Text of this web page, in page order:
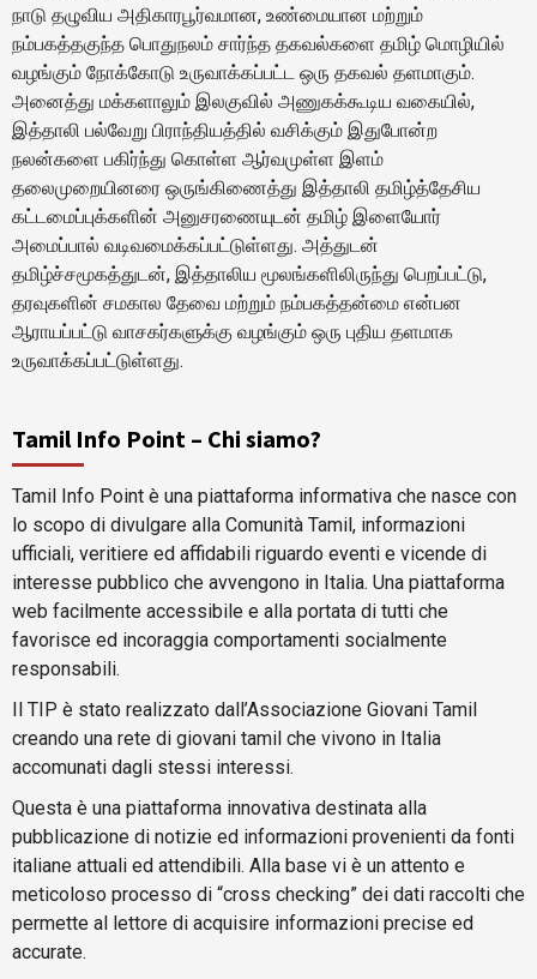
நாடு தழுவிய அதிகாரபூர்வமான, உண்மையான மற்றும்
நம்பகத்தகுந்த பொதுநலம் சார்ந்த தகவல்களை தமிழ் மொழியில்
வழங்கும் நோக்கோடு உருவாக்கப்பட்ட ஒரு தகவல் தளமாகும்.
அனைத்து மக்களாலும் இலகுவில் அணுகக்கூடிய வகையில்,
இத்தாலி பல்வேறு பிராந்தியத்தில் வசிக்கும் இதுபோன்ற
நலன்களை பகிர்ந்து கொள்ள ஆர்வமுள்ள இளம்
தலைமுறையினரை ஒருங்கிணைத்து இத்தாலி தமிழ்த்தேசிய
கட்டமைப்புக்களின் அனுசரணையுடன் தமிழ் இளையோர்
அமைப்பால் வடிவமைக்கப்பட்டுள்ளது. அத்துடன்
தமிழ்ச்சமூகத்துடன், இத்தாலிய மூலங்களிலிருந்து பெறப்பட்டு,
தரவுகளின் சமகால தேவை மற்றும் நம்பகத்தன்மை என்பன
ஆராயப்பட்டு வாசகர்களுக்கு வழங்கும் ஒரு புதிய தளமாக
உருவாக்கப்பட்டுள்ளது.
Tamil Info Point – Chi siamo?
Tamil Info Point è una piattaforma informativa che nasce con
lo scopo di divulgare alla Comunità Tamil, informazioni
ufficiali, veritiere ed affidabili riguardo eventi e vicende di
interesse pubblico che avvengono in Italia. Una piattaforma
web facilmente accessibile e alla portata di tutti che
favorisce ed incoraggia comportamenti socialmente
responsabili.
Il TIP è stato realizzato dall’Associazione Giovani Tamil
creando una rete di giovani tamil che vivono in Italia
accomunati dagli stessi interessi.
Questa è una piattaforma innovativa destinata alla
pubblicazione di notizie ed informazioni provenienti da fonti
italiane attuali ed attendibili. Alla base vi è un attento e
meticoloso processo di “cross checking” dei dati raccolti che
permette al lettore di acquisire informazioni precise ed
accurate.